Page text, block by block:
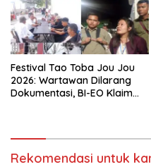
Festival Tao Toba Jou Jou
2026: Wartawan Dilarang
Dokumentasi, BI-EO Klaim
Rekomendasi untuk